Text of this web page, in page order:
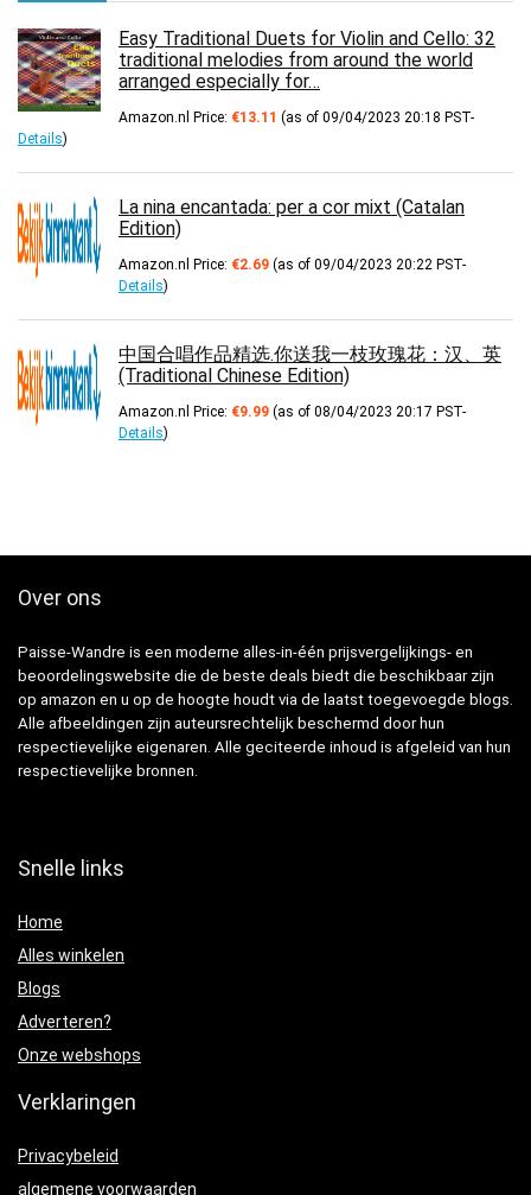
Easy Traditional Duets for Violin and Cello: 32
traditional melodies from around the world
arranged especially for…
Amazon.nl Price: €13.11 (as of 09/04/2023 20:18 PST-
Details)
La nina encantada: per a cor mixt (Catalan
Edition)
Amazon.nl Price: €2.69 (as of 09/04/2023 20:22 PST-
Details)
中国合唱作品精选.你送我一枝玫瑰花：汉、英
(Traditional Chinese Edition)
Amazon.nl Price: €9.99 (as of 08/04/2023 20:17 PST-
Details)
Over ons
Paisse-Wandre is een moderne alles-in-één prijsvergelijkings- en
beoordelingswebsite die de beste deals biedt die beschikbaar zijn
op amazon en u op de hoogte houdt via de laatst toegevoegde blogs.
Alle afbeeldingen zijn auteursrechtelijk beschermd door hun
respectievelijke eigenaren. Alle geciteerde inhoud is afgeleid van hun
respectievelijke bronnen.
Snelle links
Home
Alles winkelen
Blogs
Adverteren?
Onze webshops
Verklaringen
Privacybeleid
algemene voorwaarden